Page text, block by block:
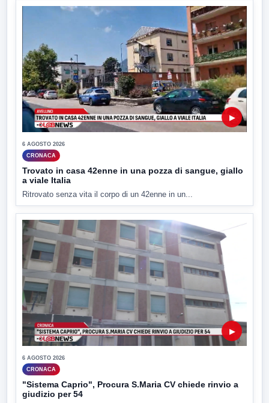
▶
6 AGOSTO 2026
CRONACA
Trovato in casa 42enne in una pozza di sangue, giallo
a viale Italia
Ritrovato senza vita il corpo di un 42enne in un...
▶
6 AGOSTO 2026
CRONACA
"Sistema Caprio", Procura S.Maria CV chiede rinvio a
giudizio per 54